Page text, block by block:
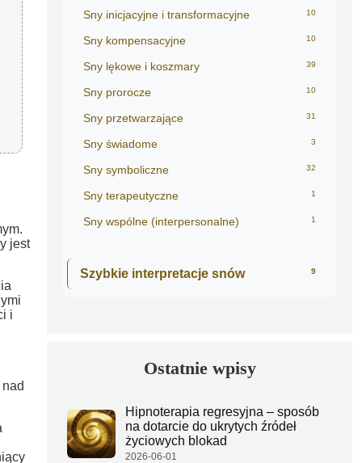
jest
i
Sny inicjacyjne i transformacyjne 10
Sny kompensacyjne 10
Sny lękowe i koszmary 39
Sny prorocze 10
Sny przetwarzające 31
Sny świadome 3
Sny symboliczne 32
Sny terapeutyczne 1
Sny wspólne (interpersonalne) 1
Szybkie interpretacje snów 9
Ostatnie wpisy
Hipnoterapia regresyjna – sposób
na dotarcie do ukrytych źródeł
życiowych blokad
2026-06-01